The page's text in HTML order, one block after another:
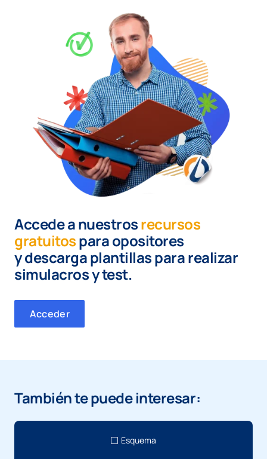
Accede a nuestrosrecursos
gratuitospara opositores
ydescarga plantillas para realizar
simulacros y test.
Acceder
También te puede interesar:
Esquema